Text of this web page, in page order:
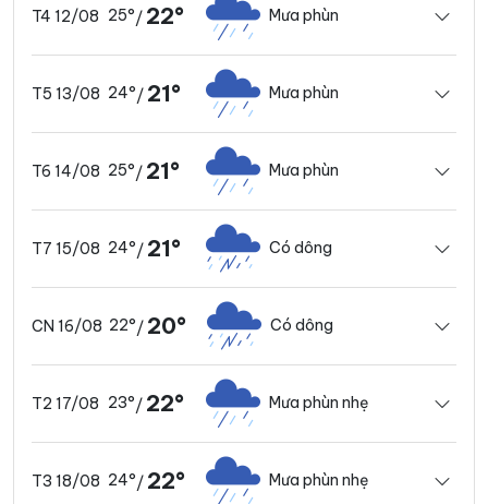
T4 12/08 25°/ 22° Mưa phùn
T5 13/08 24°/ 21° Mưa phùn
T6 14/08 25°/ 21° Mưa phùn
T7 15/08 24°/ 21° Có dông
CN 16/08 22°/ 20° Có dông
T2 17/08 23°/ 22° Mưa phùn nhẹ
T3 18/08 24°/ 22° Mưa phùn nhẹ